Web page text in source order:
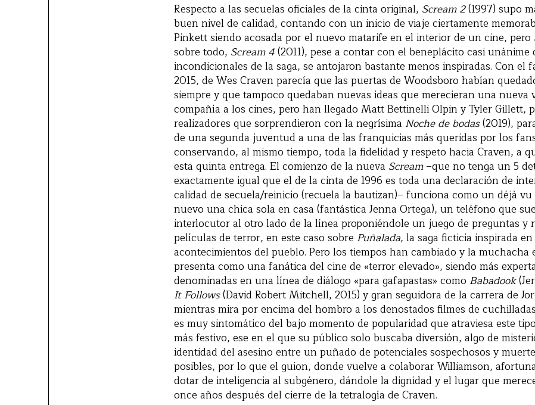
Respecto a las secuelas oficiales de la cinta original, Scream 2(1997) supo
buen nivel de calidad, contando con un inicio de viaje ciertamente
Pinkett siendo acosada por el nuevo matarife en el interior de un cine, pero
sobre todo, Scream 4(2011), pese a contar con el beneplácito casi unánime
incondicionales de la saga, se antojaron bastante menos inspiradas. Con el
2015, de Wes Craven parecía que las puertas de Woodsboro habían
siempre y que tampoco quedaban nuevas ideas que merecieran una nueva
compañía a los cines, pero han llegado Matt Bettinelli Olpin y Tyler Gillett,
realizadores que sorprendieron con la negrísima Noche de bodas(2019),
de una segunda juventud a una de las franquicias más queridas por los
conservando, al mismo tiempo, toda la fidelidad y respeto hacia Craven, a
esta quinta entrega. El comienzo de la nueva Scream–que no tenga un 5
exactamente igual que el de la cinta de 1996 es toda una declaración de
calidad de secuela/reinicio (recuela la bautizan)– funciona como un déjà
nuevo una chica sola en casa (fantástica Jenna Ortega), un teléfono que
interlocutor al otro lado de la línea proponiéndole un juego de preguntas y
películas de terror, en este caso sobre Puñalada, la saga ficticia inspirada
acontecimientos del pueblo. Pero los tiempos han cambiado y la muchacha
presenta como una fanática del cine de «terror elevado», siendo más
denominadas en una línea de diálogo «para gafapastas» como Babadook
It Follows(David Robert Mitchell, 2015) y gran seguidora de la carrera de
mientras mira por encima del hombro a los denostados filmes de
es muy sintomático del bajo momento de popularidad que atraviesa este
más festivo, ese en el que su público solo buscaba diversión, algo de
identidad del asesino entre un puñado de potenciales sospechosos y
posibles, por lo que el guion, donde vuelve a colaborar Williamson,
dotar de inteligencia al subgénero, dándole la dignidad y el lugar que
once años después del cierre de la tetralogía de Craven.